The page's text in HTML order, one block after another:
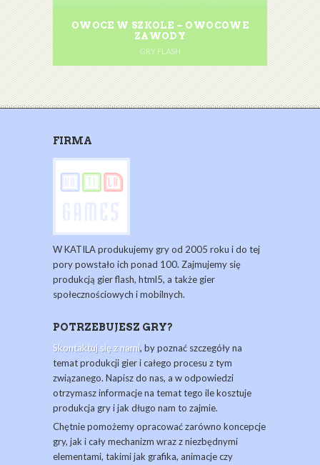
OWOCE W SZKOLE – OWOCOWE
ZAWODY
GRY FLASH
FIRMA
W KATILA produkujemy gry od 2005 roku i do tej
pory powstało ich ponad 100. Zajmujemy się
produkcją gier flash, html5, a także gier
społecznościowych i mobilnych.
POTRZEBUJESZ GRY?
Skontaktuj się z nami, by poznać szczegóły na
temat produkcji gier i całego procesu z tym
związanego. Napisz do nas, a w odpowiedzi
otrzymasz informacje na temat tego ile kosztuje
produkcja gry i jak długo nam to zajmie.
Chętnie pomożemy opracować zarówno koncepcje
gry, jak i cały mechanizm wraz z niezbędnymi
elementami, takimi jak grafika, animacje czy